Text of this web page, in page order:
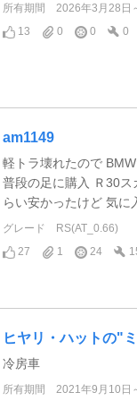
所有期間
2026年3月28日
13
0 0 0
am1149
軽トラ壊れたので
普段の足に購入 Ｒ30ス
らい安かったけど 気に
グレード
RS(AT_0.66)
27
1 24
ヒヤリ・ハットの"
冷房車
所有期間
2021年9月10日